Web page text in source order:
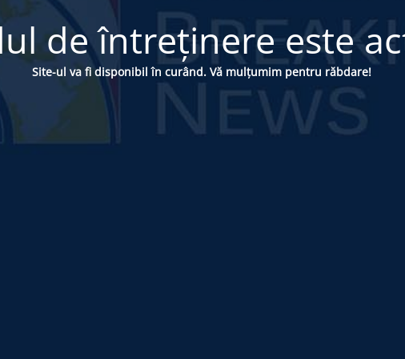
de întreținere este
Site-ul va fi disponibil în curând. Vă mulțumim pentru răbdare!